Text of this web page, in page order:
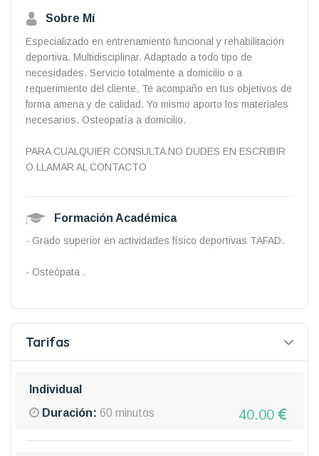
Sobre Mí
Especializado en entrenamiento funcional y rehabilitación
deportiva. Multidisciplinar. Adaptado a todo tipo de
necesidades. Servicio totalmente a domicilio o a
requerimiento del cliente. Te acompaño en tus objetivos de
forma amena y de calidad. Yo mismo aporto los materiales
necesarios. Osteopatía a domicilio.
PARA CUALQUIER CONSULTA NO DUDES EN ESCRIBIR
O LLAMAR AL CONTACTO
Formación Académica
- Grado superior en actividades físico deportivas TAFAD.
- Osteópata .
Tarifas
Individual
Duración: 60 minutos 40.00